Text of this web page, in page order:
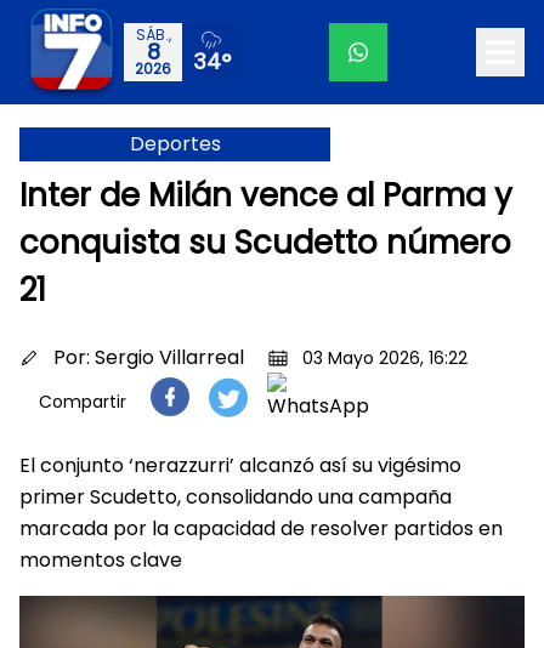
SÁB.,
8
2026 34°
Deportes
Inter de Milán vence al Parma y
conquista su Scudetto número
21
Por: Sergio Villarreal
03 Mayo 2026, 16:22
Compartir
El conjunto ‘nerazzurri’ alcanzó así su vigésimo
primer Scudetto, consolidando una campaña
marcada por la capacidad de resolver partidos en
momentos clave